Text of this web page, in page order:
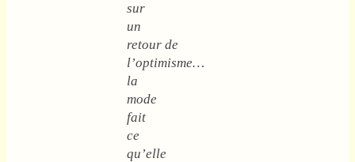
sur
un
retour de
l’optimisme…
la
mode
fait
ce
qu’elle